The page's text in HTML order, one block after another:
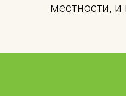
местности,